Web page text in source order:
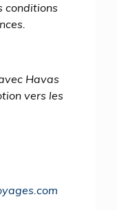
conditions
Havas
vers les